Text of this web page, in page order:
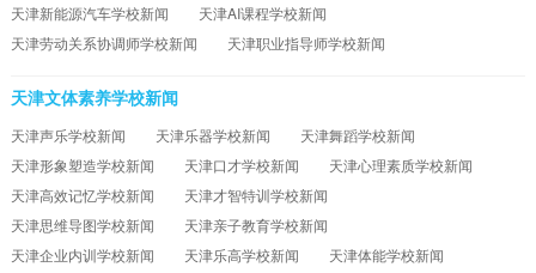
天津新能源汽车学校新闻
天津AI课程学校新闻
天津劳动关系协调师学校新闻
天津职业指导师学校新闻
天津文体素养学校新闻
天津声乐学校新闻 天津乐器学校新闻
天津舞蹈学校新闻
天津形象塑造学校新闻
天津口才学校新闻
天津心理素质学校新闻
天津高效记忆学校新闻
天津才智特训学校新闻
天津思维导图学校新闻
天津亲子教育学校新闻
天津企业内训学校新闻
天津乐高学校新闻
天津体能学校新闻